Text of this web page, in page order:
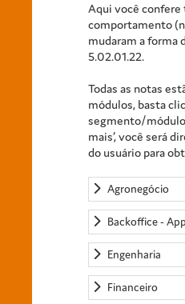
Aqui você confere
comportamento
mudaram a forma
5.02.01.22.
Todas as notas
módulos, basta
segmento/módulo
mais’, você será
do usuário para
Agronegócio
Backoffice -
Engenharia
Financeiro